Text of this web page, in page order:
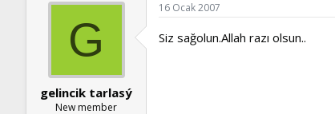
G
gelincik tarlasý
New member
16 Ocak 2007
Siz sağolun.Allah razı olsun..